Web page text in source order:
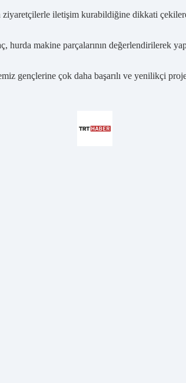
iletişim kurabildiğine dikkati
makine parçalarının değerlendirilerek
gençlerine çok daha başarılı ve yenilikçi